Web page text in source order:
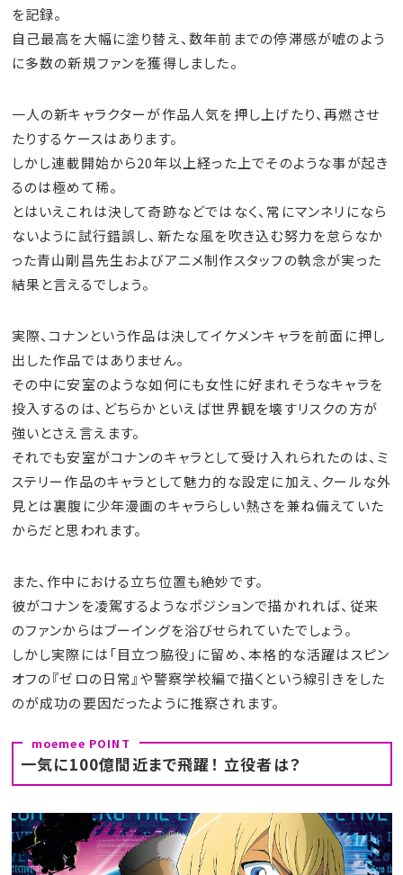
を記録。
自己最高を大幅に塗り替え、数年前までの停滞感が嘘のよう
に多数の新規ファンを獲得しました。
一人の新キャラクターが作品人気を押し上げたり、再燃させ
たりするケースはあります。
しかし連載開始から20年以上経った上でそのような事が起き
るのは極めて稀。
とはいえこれは決して奇跡などではなく、常にマンネリになら
ないように試行錯誤し、新たな風を吹き込む努力を怠らなか
った青山剛昌先生およびアニメ制作スタッフの執念が実った
結果と言えるでしょう。
実際、コナンという作品は決してイケメンキャラを前面に押し
出した作品ではありません。
その中に安室のような如何にも女性に好まれそうなキャラを
投入するのは、どちらかといえば世界観を壊すリスクの方が
強いとさえ言えます。
それでも安室がコナンのキャラとして受け入れられたのは、ミ
ステリー作品のキャラとして魅力的な設定に加え、クールな外
見とは裏腹に少年漫画のキャラらしい熱さを兼ね備えていた
からだと思われます。
また、作中における立ち位置も絶妙です。
彼がコナンを凌駕するようなポジションで描かれれば、従来
のファンからはブーイングを浴びせられていたでしょう。
しかし実際には「目立つ脇役」に留め、本格的な活躍はスピン
オフの『ゼロの日常』や警察学校編で描くという線引きをした
のが成功の要因だったように推察されます。
一気に100億間近まで飛躍！ 立役者は？